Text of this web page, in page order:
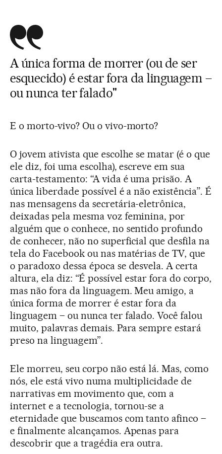
A única forma de morrer (ou de ser
esquecido) é estar fora da linguagem –
ou nunca ter falado"
E o morto-vivo? Ou o vivo-morto?
O jovem ativista que escolhe se matar (é o que
ele diz, foi uma escolha), escreve em sua
carta-testamento: “A vida é uma prisão. A
única liberdade possível é a não existência”. É
nas mensagens da secretária-eletrônica,
deixadas pela mesma voz feminina, por
alguém que o conhece, no sentido profundo
de conhecer, não no superficial que desfila na
tela do Facebook ou nas matérias de TV, que
o paradoxo dessa época se desvela. A certa
altura, ela diz: “É possível estar fora do corpo,
mas não fora da linguagem. Meu amigo, a
única forma de morrer é estar fora da
linguagem – ou nunca ter falado. Você falou
muito, palavras demais. Para sempre estará
preso na linguagem”.
Ele morreu, seu corpo não está lá. Mas, como
nós, ele está vivo numa multiplicidade de
narrativas em movimento que, com a
internet e a tecnologia, tornou-se a
eternidade que buscamos com tanto afinco –
e finalmente alcançamos. Apenas para
descobrir que a tragédia era outra.